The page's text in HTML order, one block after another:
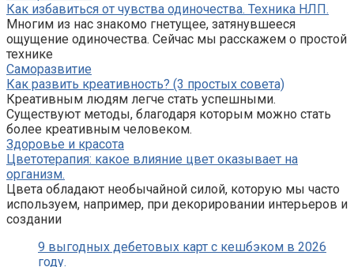
Как избавиться от чувства одиночества. Техника НЛП.
Многим из нас знакомо гнетущее, затянувшееся
ощущение одиночества. Сейчас мы расскажем о простой
технике
Саморазвитие
Как развить креативность? (3 простых совета)
Креативным людям легче стать успешными.
Существуют методы, благодаря которым можно стать
более креативным человеком.
Здоровье и красота
Цветотерапия: какое влияние цвет оказывает на
организм.
Цвета обладают необычайной силой, которую мы часто
используем, например, при декорировании интерьеров и
создании
9 выгодных дебетовых карт с кешбэком в 2026
году.